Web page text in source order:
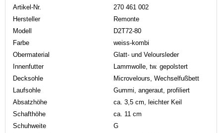
Artikel-Nr.
270 461 002
Hersteller
Remonte
Modell
D2T72-80
Farbe
weiss-kombi
Obermaterial
Glatt- und Veloursleder
Innenfutter
Lammwolle, tw. gepolstert
Decksohle
Microvelours, Wechselfußbett
Laufsohle
Gummi, angeraut, profiliert
Absatzhöhe
ca. 3,5 cm, leichter Keil
Schafthöhe
ca. 11 cm
Schuhweite
G